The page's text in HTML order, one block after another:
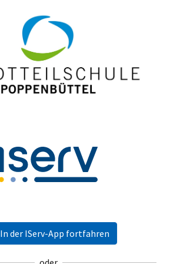
In der IServ-App fortfahren